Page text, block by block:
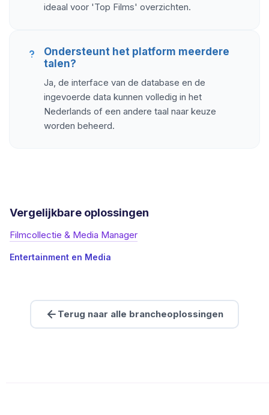
ideaal voor 'Top Films' overzichten.
Ondersteunt het platform meerdere
talen?
Ja, de interface van de database en de
ingevoerde data kunnen volledig in het
Nederlands of een andere taal naar keuze
worden beheerd.
Vergelijkbare oplossingen
Filmcollectie & Media Manager
Entertainment en Media
Terug naar alle brancheoplossingen